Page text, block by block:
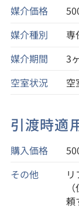
媒介価格
媒介種別
専
媒介期間
3
空室状況
空
引渡時適
購入価格
その他
頼